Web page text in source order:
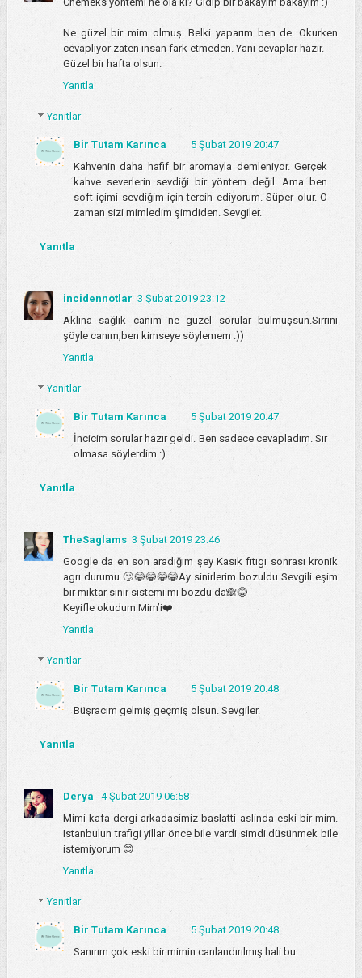
Ne güzel bir mim olmuş. Belki yaparım ben de. Okurken
cevaplıyor zaten insan fark etmeden. Yani cevaplar hazır.
Güzel bir hafta olsun.
Yanıtla
Yanıtlar
Bir Tutam Karınca
5 Şubat 2019 20:47
Kahvenin daha hafif bir aromayla demleniyor. Gerçek
kahve severlerin sevdiği bir yöntem değil. Ama ben
soft içimi sevdiğim için tercih ediyorum. Süper olur. O
zaman sizi mimledim şimdiden. Sevgiler.
Yanıtla
incidennotlar 3 Şubat 2019 23:12
Aklına sağlık canım ne güzel sorular bulmuşsun.Sırrını
şöyle canım,ben kimseye söylemem :))
Yanıtla
Yanıtlar
Bir Tutam Karınca
5 Şubat 2019 20:47
İncicim sorular hazır geldi. Ben sadece cevapladım. Sır
olmasa söylerdim :)
Yanıtla
TheSaglams 3 Şubat 2019 23:46
Google da en son aradığım şey Kasık fıtıgı sonrası kronik
agrı durumu.🙄😂😂😂😂Ay sinirlerim bozuldu Sevgili eşim
bir miktar sinir sistemi mi bozdu da🙈😂
Keyifle okudum Mim’i❤️
Yanıtla
Yanıtlar
Bir Tutam Karınca
5 Şubat 2019 20:48
Büşracım gelmiş geçmiş olsun. Sevgiler.
Yanıtla
Derya
4 Şubat 2019 06:58
Mimi kafa dergi arkadasimiz baslatti aslinda eski bir mim.
Istanbulun trafigi yillar önce bile vardi simdi düsünmek bile
istemiyorum 😊
Yanıtla
Yanıtlar
Bir Tutam Karınca
5 Şubat 2019 20:48
Sanırım çok eski bir mimin canlandırılmış hali bu.